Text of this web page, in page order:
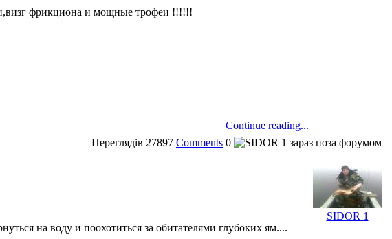
фрикциона и мощные трофеи !!!!!!
Continue reading...
Переглядів 27897 Comments 0
на воду и поохотиться за обитателями глубоких ям....
SIDOR 1